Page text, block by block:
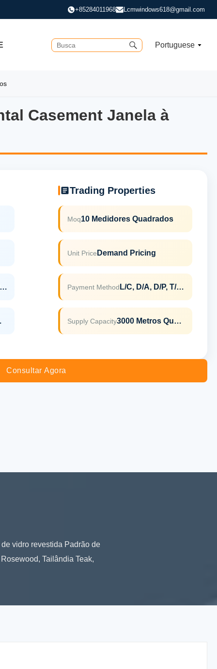
+85284011968 Lcmwindows618@gmail.com
Portuguese
Casement Janela à
Casement Janela à
AS2047 ISO9001
Revestida
Trading Properties
Moq10 Medidores Quadrados
Unit Price Demand Pricing
Payment Method L/C, D/A, D/P, T/T, Western Union,
Supply Capacity 3000 Metros Quadrados Por Mês
Consultar Agora
vidro revestida Padrão de
Tailândia Teak,